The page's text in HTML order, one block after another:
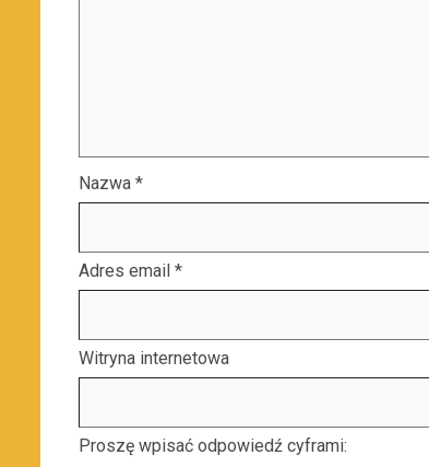
Nazwa *
Adres email *
Witryna internetowa
Proszę wpisać odpowiedź cyframi: